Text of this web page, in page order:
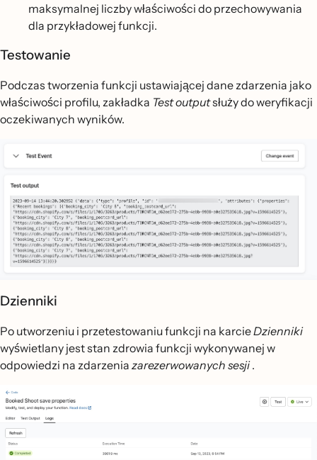
maksymalnej liczby właściwości do przechowywania
dla przykładowej funkcji.
Testowanie
Podczas tworzenia funkcji ustawiającej dane zdarzenia jako
właściwości profilu, zakładka Test outputsłuży do weryfikacji
oczekiwanych wyników.
Dzienniki
Po utworzeniu i przetestowaniu funkcji na karcieDzienniki
wyświetlany jest stan zdrowia funkcji wykonywanej w
odpowiedzi na zdarzenia zarezerwowanych sesji.